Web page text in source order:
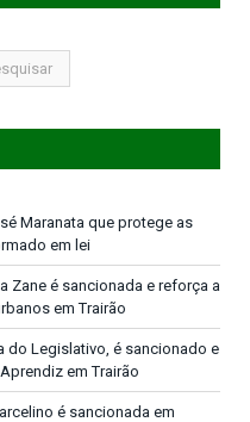
Maranata que protege as
em lei
Zane é sancionada e reforça a
em Trairão
do Legislativo, é sancionado e
em Trairão
é sancionada em